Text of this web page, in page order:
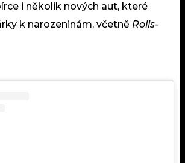
i několik nových aut, které
k narozeninám, včetně Rolls-